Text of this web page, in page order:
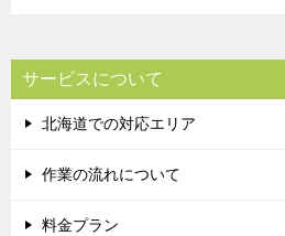
サービスについて
北海道での対応エリア
作業の流れについて
料金プラン